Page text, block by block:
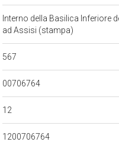
Interno della Basilica Inferiore
ad Assisi (stampa)
567
00706764
12
1200706764